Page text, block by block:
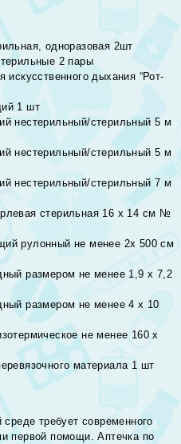
одноразовая 2шт
2 пары
искусственного дыхания “Рот-
1 шт
нестерильный/стерильный 5 м
нестерильный/стерильный 5 м
нестерильный/стерильный 7 м
стерильная 16 х 14 см №
рулонный не менее 2х 500 см
размером не менее 1,9 х 7,2
размером не менее 4 х 10
не менее 160 х
материала 1 шт
требует современного
первой помощи. Аптечка по